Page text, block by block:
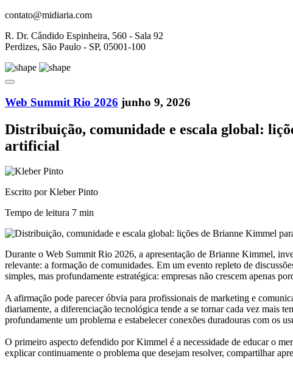
contato@midiaria.com
R. Dr. Cândido Espinheira, 560 - Sala 92
Perdizes, São Paulo - SP, 05001-100
Web Summit Rio 2026 junho 9, 2026
Distribuição, comunidade e escala global:
artificial
Escrito por Kleber Pinto
Tempo de leitura 7 min
Durante o Web Summit Rio 2026, a apresentação de Brianne Kimmel,
relevante: a formação de comunidades. Em um evento repleto de
simples, mas profundamente estratégica: empresas não crescem apenas
A afirmação pode parecer óbvia para profissionais de marketing e
diariamente, a diferenciação tecnológica tende a se tornar cada vez mais
profundamente um problema e estabelecer conexões duradouras com os
O primeiro aspecto defendido por Kimmel é a necessidade de educar o
explicar continuamente o problema que desejam resolver, compartilhar